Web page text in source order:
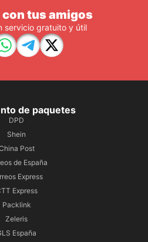
tus amigos
servicio gratuito y útil
de paquetes
DPD
Shein
Post
de España
Express
Express
Packlink
Zeleris
España